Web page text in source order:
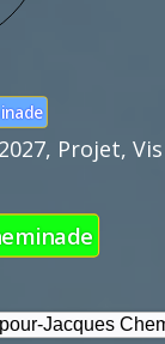
Projet,